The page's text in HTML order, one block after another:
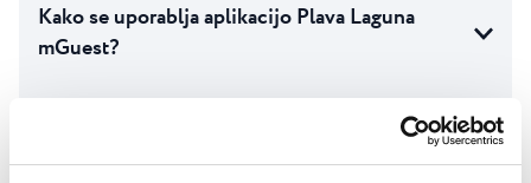
Kako se uporablja aplikacijo Plava Laguna
mGuest?
Ali je na voljo javni prevoz od objekta do